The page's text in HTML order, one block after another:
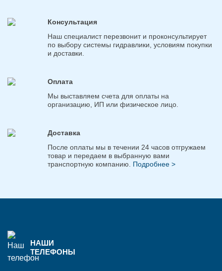
Консультация
Наш специалист перезвонит и проконсультирует
по выбору системы гидравлики, условиям покупки
и доставки.
Оплата
Мы выставляем счета для оплаты на
организацию, ИП или физическое лицо.
Доставка
После оплаты мы в течении 24 часов отгружаем
товар и передаем в выбранную вами
транспортную компанию. Подробнее >
НАШИ
ТЕЛЕФОНЫ